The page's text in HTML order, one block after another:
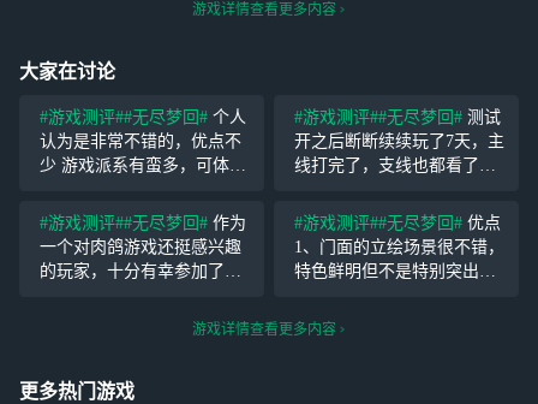
游戏详情查看更多内容
大家在讨论
#游戏测评##无尽梦回# 个人
认为是非常不错的，优点不
少 游戏派系有蛮多，可体验
蛮好看的，(超级喜欢西西弗)
流畅度很不错，我在游玩过
程中没有出现任何卡顿 剧情
#游戏测评##无尽梦回# 测试
开之后断断续续玩了7天，主
线打完了，支线也都看了，
没有主线认真。 作为一个玩
啥游戏都会了解剧情的玩
家，看剧情是必须的。看完
#游戏测评##无尽梦回# 作为
一个对肉鸽游戏还挺感兴趣
的玩家，十分有幸参加了最
潜力的，鼓励鼓励，浅浅讨
开始知晓这游戏就觉得很梦
#游戏测评##无尽梦回# 优点
1、门面的立绘场景很不错，
特色鲜明但不是特别突出，
动探索收集，游戏中的打击
游戏详情查看更多内容
更多热门游戏